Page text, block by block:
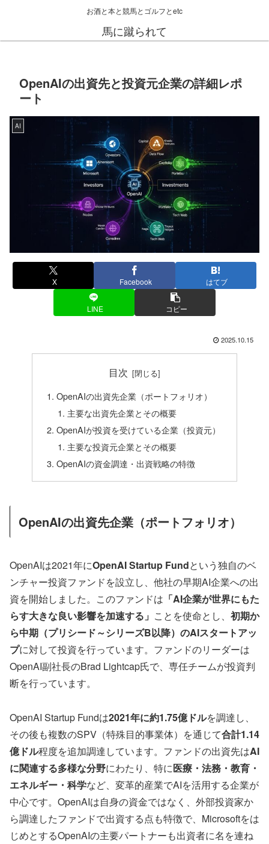
お酒と本と競馬とゴルフとetc
馬に蹴られて
OpenAIの出資先と投資元企業の詳細レポ
ート
AI
X Facebook はてブ
LINE コピー
2025.10.15
目次
OpenAIの出資先企業（ポートフォリオ）
主要な出資先企業とその概要
OpenAIが投資を受けている企業（投資元）
主要な投資元企業とその概要
OpenAIの資金調達・出資戦略の特徴
OpenAIの出資先企業（ポートフォリオ）
OpenAIは2021年にOpenAI Startup Fundという独自のベ
ンチャー投資ファンドを設立し、他社の早期AI企業への出
資を開始しました。このファンドは 「AI企業が世界にもた
らす大きな良い影響を加速する」 ことを使命とし、 初期か
ら中期（プリシード～シリーズB以降）のAIスタートアッ
プに対して投資を行っています。ファンドのリーダーは
OpenAI副社長のBrad Lightcap氏で、専任チームが投資判
断を行っています。
OpenAI Startup Fundは2021年に約1.75億ドルを調達し、
その後も複数のSPV（特殊目的事業体）を通じて合計1.14
億ドル程度を追加調達しています。ファンドの出資先はAI
に関連する多様な分野にわたり、特に医療・法務・教育・
エネルギー・科学など、変革的産業でAIを活用する企業が
中心です。OpenAIは自身の資金ではなく、外部投資家か
ら調達したファンドで出資する点も特徴で、Microsoftをは
じめとするOpenAIの主要パートナーも出資者に名を連ね